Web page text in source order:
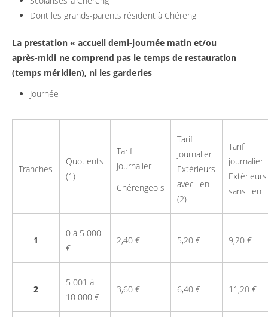
Dont les grands-parents résident à Chéreng
La prestation « accueil demi-journée matin et/ou
après-midi ne comprend pas le temps de restauration
(temps méridien), ni les garderies
Journée
Tranches
Quotients
(1)
Tarif
journalier
Chérengeois
Tarif
journalier
Extérieurs
avec lien
(2)
Tarif
journalier
Extérieurs
sans lien
1
0 à 5 000
€
2,40 € 5,20 € 9,20 €
2
5 001 à
10 000 €
3,60 € 6,40 € 11,20 €